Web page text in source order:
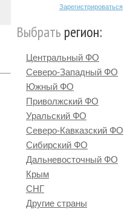
Зарегистрироваться
Выбрать регион:
Центральный ФО
Северо-Западный ФО
Южный ФО
Приволжский ФО
Уральский ФО
Северо-Кавказский ФО
Сибирский ФО
Дальневосточный ФО
Крым
СНГ
Другие страны